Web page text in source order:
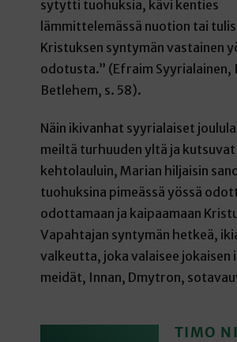
sytytti tuohuksia, kävi kenties
lämmittelemässä nuotion tai
Kristuksen syntymän vastainen
odotusta.” (Efraim Syyrialainen,
Betlehem, s. 58).
Näin ikivanhat syyrialaiset
meiltä turhuuden yltä ja kutsuvat
kehtolauluin, Marian hiljaisin
tuohuksina pimeässä yössä
odottamaan ja kaipaamaan
Vapahtajan syntymän hetkeä,
valkeutta, joka valaisee jokaisen
meidät, Innan, Dmytron,
TIMO